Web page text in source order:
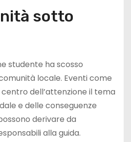
sotto
studente ha scosso
locale. Eventi come
dell’attenzione il tema
e delle conseguenze
derivare da
alla guida.